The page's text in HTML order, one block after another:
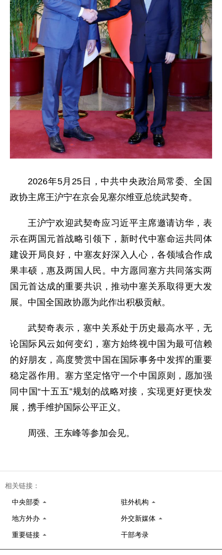
2026年5月25日，中共中央政治局常委、全国
政协主席王沪宁在京会见塞尔维亚总统武契奇。
王沪宁欢迎武契奇应习近平主席邀请访华，表
示在两国元首战略引领下，新时代中塞命运共同体
建设开局良好，中塞友好深入人心，各领域合作成
果丰硕，惠及两国人民。中方愿同塞方共同落实两
国元首达成的重要共识，推动中塞关系取得更大发
展。中国全国政协愿为此作出积极贡献。
武契奇表示，塞中关系处于历史最高水平，无
论国际风云如何变幻，塞方始终视中国为最可信赖
的好朋友，高度赞赏中国在国际事务中发挥的重要
稳定器作用。塞方坚定恪守一个中国原则，愿加强
同中国“十五五”规划的战略对接，实现更好更快发
展，携手维护国际公平正义。
周强、王东峰等参加会见。
相关链接：
中央部委 驻外机构
地方外办 外交新媒体
重要链接 干部考录